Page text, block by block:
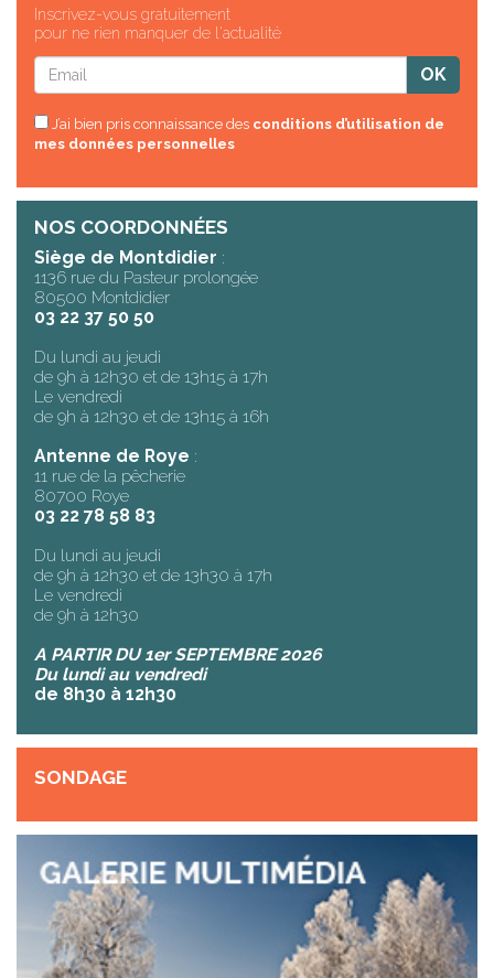
Inscrivez-vous gratuitement
pour ne rien manquer de l'actualité
J’ai bien pris connaissance des conditions d’utilisation de
mes données personnelles
NOS COORDONNÉES
Siège de Montdidier :
1136 rue du Pasteur prolongée
80500 Montdidier
03 22 37 50 50
Du lundi au jeudi
de 9h à 12h30 et de 13h15 à 17h
Le vendredi
de 9h à 12h30 et de 13h15 à 16h
Antenne de Roye :
11 rue de la pêcherie
80700 Roye
03 22 78 58 83
Du lundi au jeudi
de 9h à 12h30 et de 13h30 à 17h
Le vendredi
de 9h à 12h30
A PARTIR DU 1er SEPTEMBRE 2026
Du lundi au vendredi
de 8h30 à 12h30
SONDAGE